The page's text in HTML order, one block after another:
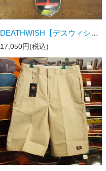
DEATHWISH【デスウィシュ】スケートボードデッキ DEATHWISHSPRAY BLACK/RED 7.3キッズサイズ BBS社製
17,050円(税込)